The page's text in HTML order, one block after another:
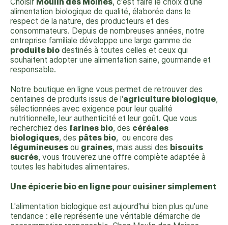
Choisir Moulin des Moines, c'est faire le choix d'une
alimentation biologique de qualité, élaborée dans le
respect de la nature, des producteurs et des
consommateurs. Depuis de nombreuses années, notre
entreprise familiale développe une large gamme de
produits bio destinés à toutes celles et ceux qui
souhaitent adopter une alimentation saine, gourmande et
responsable.
Notre boutique en ligne vous permet de retrouver des
centaines de produits issus de l'agriculture biologique,
sélectionnées avec exigence pour leur qualité
nutritionnelle, leur authenticité et leur goût. Que vous
recherchiez des farines bio, des céréales
biologiques, des pâtes bio, ou encore des
légumineuses ou graines, mais aussi des biscuits
sucrés, vous trouverez une offre complète adaptée à
toutes les habitudes alimentaires.
Une épicerie bio en ligne pour cuisiner simplement
L'alimentation biologique est aujourd'hui bien plus qu'une
tendance : elle représente une véritable démarche de